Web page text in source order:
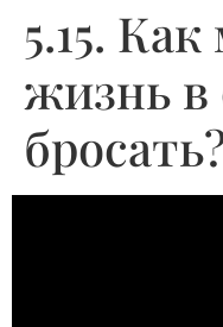
5.15.
жизнь в